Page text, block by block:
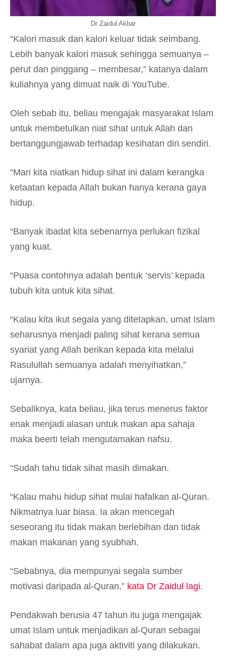
Dr Zaidul Akbar
“Kalori masuk dan kalori keluar tidak seimbang.
Lebih banyak kalori masuk sehingga semuanya –
perut dan pinggang – membesar,” katanya dalam
kuliahnya yang dimuat naik di YouTube.
Oleh sebab itu, beliau mengajak masyarakat Islam
untuk membetulkan niat sihat untuk Allah dan
bertanggungjawab terhadap kesihatan diri sendiri.
“Mari kita niatkan hidup sihat ini dalam kerangka
ketaatan kepada Allah bukan hanya kerana gaya
hidup.
“Banyak ibadat kita sebenarnya perlukan fizikal
yang kuat.
“Puasa contohnya adalah bentuk ‘servis’ kepada
tubuh kita untuk kita sihat.
“Kalau kita ikut segala yang ditetapkan, umat Islam
seharusnya menjadi paling sihat kerana semua
syariat yang Allah berikan kepada kita melalui
Rasulullah semuanya adalah menyihatkan,”
ujarnya.
Sebaliknya, kata beliau, jika terus menerus faktor
enak menjadi alasan untuk makan apa sahaja
maka beerti telah mengutamakan nafsu.
“Sudah tahu tidak sihat masih dimakan.
“Kalau mahu hidup sihat mulai hafalkan al-Quran.
Nikmatnya luar biasa. Ia akan mencegah
seseorang itu tidak makan berlebihan dan tidak
makan makanan yang syubhah.
“Sebabnya, dia mempunyai segala sumber
motivasi daripada al-Quran,” kata Dr Zaidul lagi.
Pendakwah berusia 47 tahun itu juga mengajak
umat Islam untuk menjadikan al-Quran sebagai
sahabat dalam apa juga aktiviti yang dilakukan.